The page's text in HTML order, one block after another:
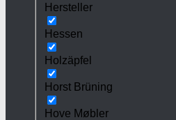
Hersteller
Hessen
Holzäpfel
Horst Brüning
Hove Møbler